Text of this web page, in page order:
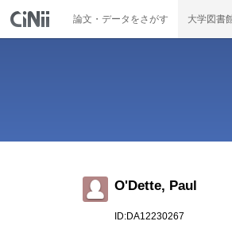
論文・データをさがす 大学図書
O'Dette, Paul
ID:DA12230267